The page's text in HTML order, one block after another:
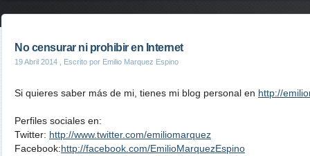
No censurar ni prohibir en Internet
19 Abril 2014 , Escrito por Emilio Marquez Espino
Si quieres saber más de mi, tienes mi blog personal en http://
Perfiles sociales en:
Twitter: http://www.twitter.com/emiliomarquez
Facebook:http://facebook.com/EmilioMarquezEspino